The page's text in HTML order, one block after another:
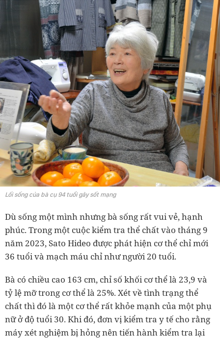
Lối sống của bà cụ 94 tuổi gây sốt mạng
Dù sống một mình nhưng bà sống rất vui vẻ, hạnh
phúc. Trong một cuộc kiểm tra thể chất vào tháng 9
năm 2023, Sato Hideo được phát hiện cơ thể chỉ mới
36 tuổi và mạch máu chỉ như người 20 tuổi.
Bà có chiều cao 163 cm, chỉ số khối cơ thể là 23,9 và
tỷ lệ mỡ trong cơ thể là 25%. Xét về tình trạng thể
chất thì đó là một cơ thể rất khỏe mạnh của một phụ
nữ ở độ tuổi 30. Khi đó, đơn vị kiểm tra y tế cho rằng
máy xét nghiệm bị hỏng nên tiến hành kiểm tra lại